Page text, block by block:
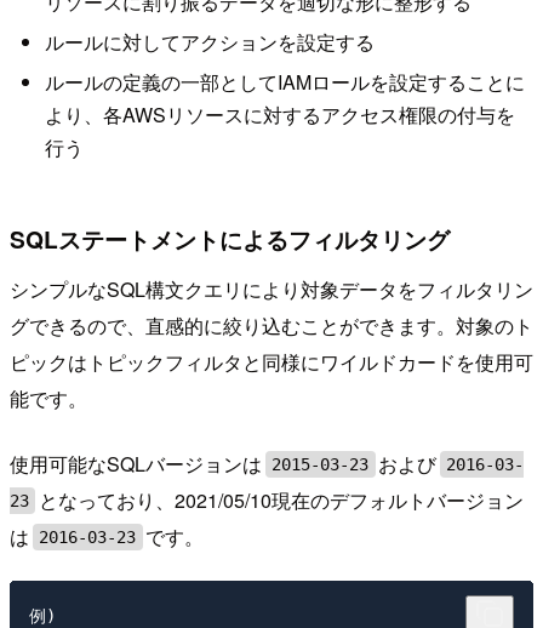
ルールに対してアクションを設定する
ルールの定義の一部としてIAMロールを設定することに
より、各AWSリソースに対するアクセス権限の付与を
行う
SQLステートメントによるフィルタリング
シンプルなSQL構文クエリにより対象データをフィルタリン
グできるので、直感的に絞り込むことができます。対象のト
ピックはトピックフィルタと同様にワイルドカードを使用可
能です。
使用可能なSQLバージョンは 2015-03-23 および 2016-03-
23
となっており、2021/05/10現在のデフォルトバージョン
は
2016-03-23 です。
例)